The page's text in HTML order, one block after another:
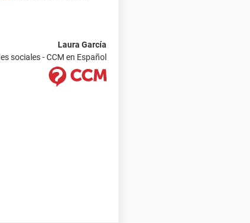
Laura García
sociales - CCM en Español